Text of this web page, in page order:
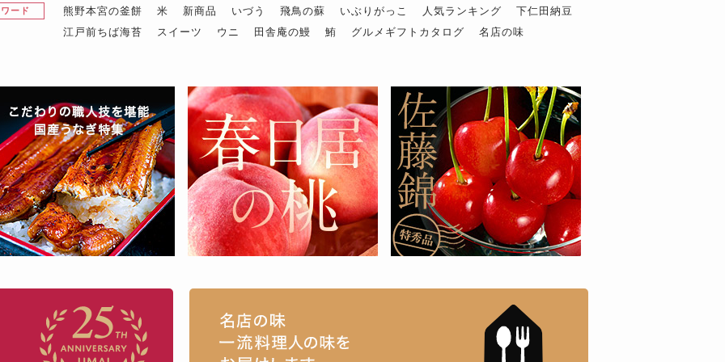
ード 熊野本宮の釜餅 米 新商品 いづう 飛鳥の蘇 いぶりがっこ 人気ランキング
下仁田納豆
江戸前ちば海苔
スイーツ ウニ 田舎庵の鰻 鮪 グルメギフトカタログ 名店の味